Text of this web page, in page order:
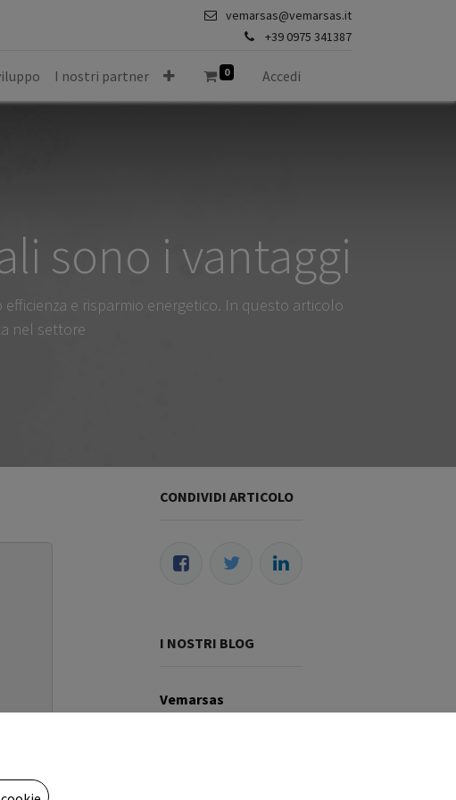
vemarsas@vemarsas.it
+39 0975 341387
I nostri partner 0 Accedi
sono i vantaggi
e risparmio energetico. In questo articolo
nel settore
CONDIVIDI ARTICOLO
I NOSTRI BLOG
Vemarsas